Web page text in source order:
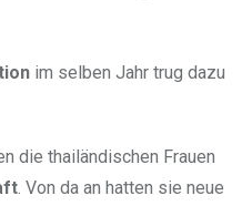
im selben Jahr trug dazu
die thailändischen Frauen
. Von da an hatten sie neue